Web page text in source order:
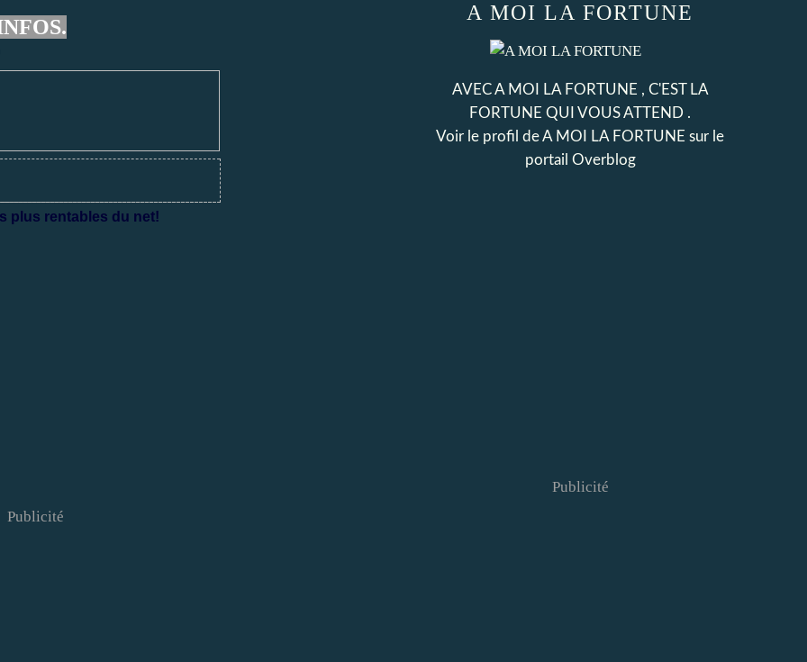
plus rentables du net!
Publicité
A MOI LA FORTUNE
AVEC A MOI LA FORTUNE , C'EST LA
FORTUNE QUI VOUS ATTEND .
Voir le profil deA MOI LA FORTUNE sur le
portail Overblog
Publicité